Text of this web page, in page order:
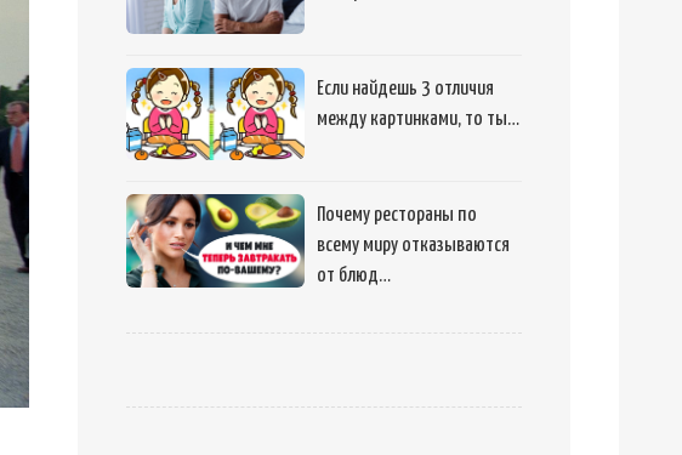
Если найдешь 3 отличия
между картинками, то ты…
Почему рестораны по
всему миру отказываются
от блюд…